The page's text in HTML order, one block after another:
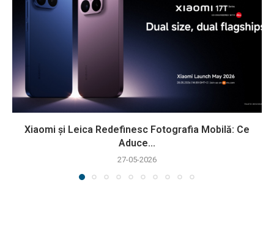
Xiaomi și Leica Redefinesc Fotografia Mobilă: Ce
Aduce...
27-05-2026